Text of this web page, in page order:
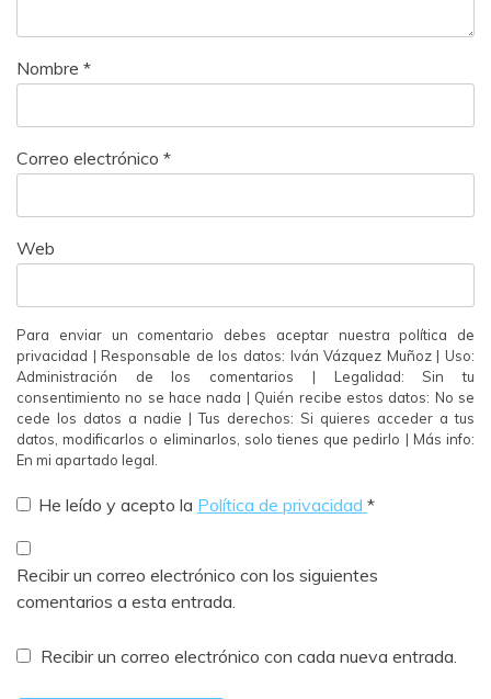
Nombre *
Correo electrónico *
Web
Para enviar un comentario debes aceptar nuestra política de
privacidad | Responsable de los datos: Iván Vázquez Muñoz | Uso:
Administración de los comentarios | Legalidad: Sin tu
consentimiento no se hace nada | Quién recibe estos datos: No se
cede los datos a nadie | Tus derechos: Si quieres acceder a tus
datos, modificarlos o eliminarlos, solo tienes que pedirlo | Más info:
En mi apartado legal.
He leído y acepto la Política de privacidad *
Recibir un correo electrónico con los siguientes
comentarios a esta entrada.
Recibir un correo electrónico con cada nueva entrada.